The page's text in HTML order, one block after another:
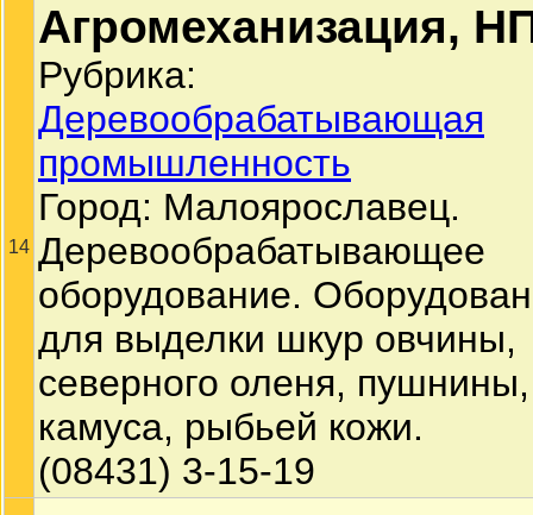
14
Агромеханизация,
Рубрика:
Деревообрабатывающая
промышленность
Город: Малоярославец.
Деревообрабатывающее
оборудование.
для выделки шкур овчины,
северного оленя, пушнины,
камуса, рыбьей кожи.
(08431) 3-15-19